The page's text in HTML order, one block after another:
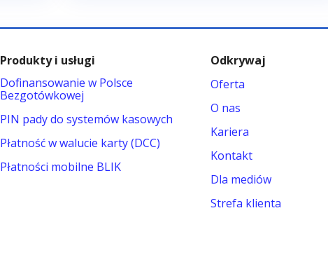
Produkty i usługi
Dofinansowanie w Polsce
Bezgotówkowej
PIN pady do systemów kasowych
Płatność w walucie karty (DCC)
Płatności mobilne BLIK
Odkrywaj
Oferta
O nas
Kariera
Kontakt
Dla mediów
Strefa klienta